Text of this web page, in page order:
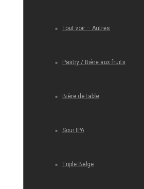
Tout voir – Autres
Pastry / Bière aux fruits
Bière de table
Sour IPA
Triple Belge